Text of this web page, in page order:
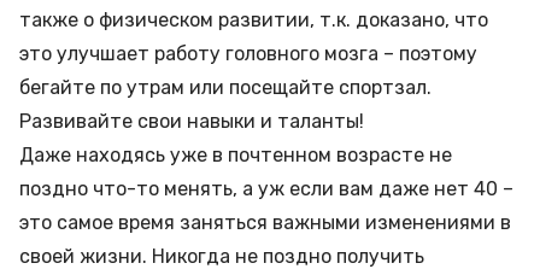
также о физическом развитии, т.к. доказано, что
это улучшает работу головного мозга – поэтому
бегайте по утрам или посещайте спортзал.
Развивайте свои навыки и таланты!
Даже находясь уже в почтенном возрасте не
поздно что-то менять, а уж если вам даже нет 40 –
это самое время заняться важными изменениями в
своей жизни. Никогда не поздно получить